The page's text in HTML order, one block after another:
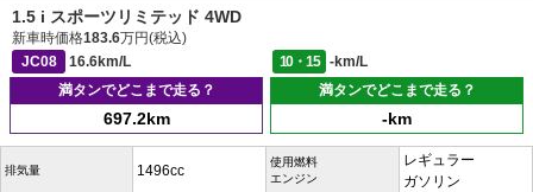
1.5 i スポーツリミテッド 4WD
新車時価格183.6万円(税込)
JC08
16.6km/L 10・15
-km/L
満タンでどこまで走る？
697.2km
満タンでどこまで走る？
-km
排気量 1496cc
使用燃料
エンジン
レギュラー
ガソリン